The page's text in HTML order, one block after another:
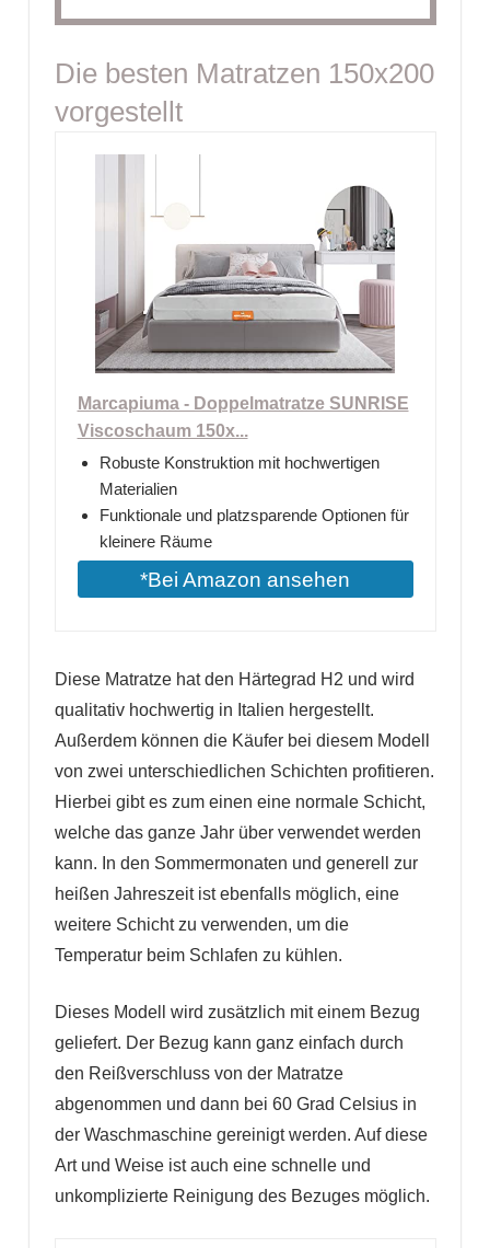
Die besten Matratzen 150x200
vorgestellt
Marcapiuma - Doppelmatratze SUNRISE
Viscoschaum 150x...
Robuste Konstruktion mit hochwertigen
Materialien
Funktionale und platzsparende Optionen für
kleinere Räume
*Bei Amazon ansehen
Diese Matratze hat den Härtegrad H2 und wird
qualitativ hochwertig in Italien hergestellt.
Außerdem können die Käufer bei diesem Modell
von zwei unterschiedlichen Schichten profitieren.
Hierbei gibt es zum einen eine normale Schicht,
welche das ganze Jahr über verwendet werden
kann. In den Sommermonaten und generell zur
heißen Jahreszeit ist ebenfalls möglich, eine
weitere Schicht zu verwenden, um die
Temperatur beim Schlafen zu kühlen.
Dieses Modell wird zusätzlich mit einem Bezug
geliefert. Der Bezug kann ganz einfach durch
den Reißverschluss von der Matratze
abgenommen und dann bei 60 Grad Celsius in
der Waschmaschine gereinigt werden. Auf diese
Art und Weise ist auch eine schnelle und
unkomplizierte Reinigung des Bezuges möglich.